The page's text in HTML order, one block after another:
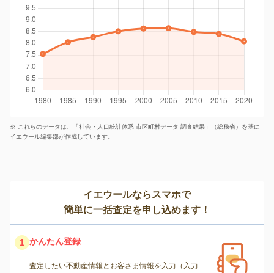
※ これらのデータは、「社会・人口統計体系 市区町村データ 調査結果」（総務省）を基に
イエウール編集部が作成しています。
イエウールならスマホで
簡単に一括査定を申し込めます！
1 かんたん登録
査定したい不動産情報とお客さま情報を入力（入力